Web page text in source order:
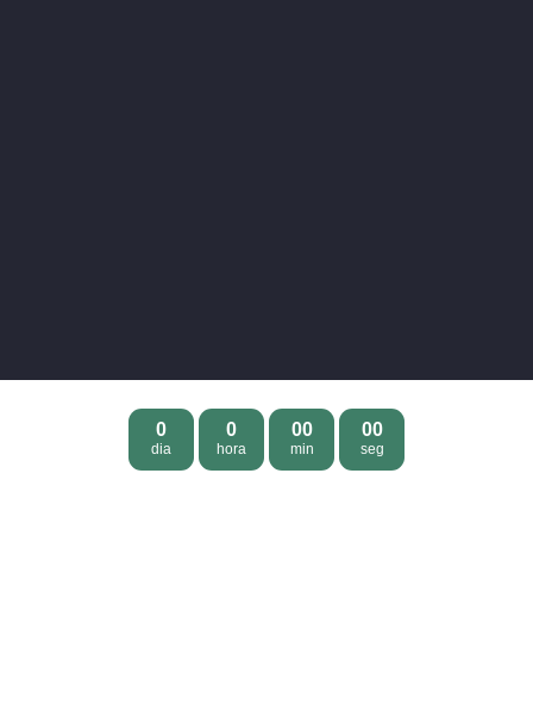
0
dia
0
hora
00
min
00
seg